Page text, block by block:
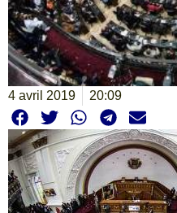
4 avril 2019 20:09